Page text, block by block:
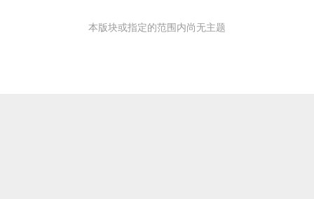
本版块或指定的范围内尚无主题